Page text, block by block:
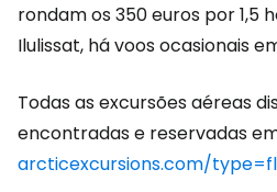
rondam os 350 euros por 1,5
Ilulissat, há voos ocasionais
Todas as excursões aéreas
encontradas e reservadas
arcticexcursions.com/